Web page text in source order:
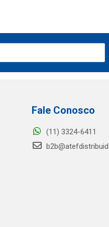
Fale Conosco
(11) 3324-6411